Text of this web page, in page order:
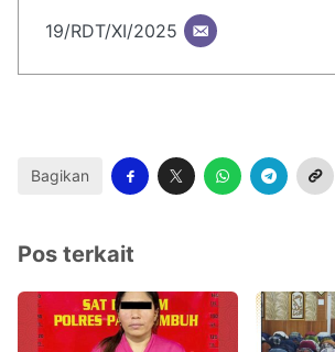
19/RDT/XI/2025
Bagikan
Pos terkait